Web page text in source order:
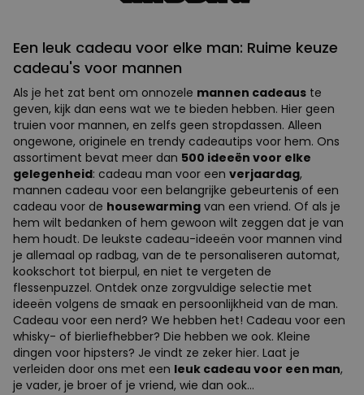
Een leuk cadeau voor elke man: Ruime keuze
cadeau's voor mannen
Als je het zat bent om onnozele mannen cadeaus te
geven, kijk dan eens wat we te bieden hebben. Hier geen
truien voor mannen, en zelfs geen stropdassen. Alleen
ongewone, originele en trendy cadeautips voor hem. Ons
assortiment bevat meer dan 500 ideeën voor elke
gelegenheid: cadeau man voor een verjaardag,
mannen cadeau voor een belangrijke gebeurtenis of een
cadeau voor de housewarming van een vriend. Of als je
hem wilt bedanken of hem gewoon wilt zeggen dat je van
hem houdt. De leukste cadeau-ideeën voor mannen vind
je allemaal op radbag, van de te personaliseren automat,
kookschort tot bierpul, en niet te vergeten de
flessenpuzzel. Ontdek onze zorgvuldige selectie met
ideeën volgens de smaak en persoonlijkheid van de man.
Cadeau voor een nerd? We hebben het! Cadeau voor een
whisky- of bierliefhebber? Die hebben we ook. Kleine
dingen voor hipsters? Je vindt ze zeker hier. Laat je
verleiden door ons met een leuk cadeau voor een man,
je vader, je broer of je vriend, wie dan ook...